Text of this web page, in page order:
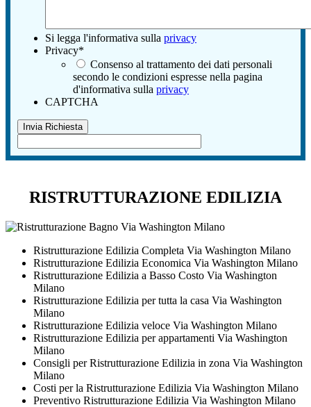
Si legga l'informativa sulla privacy
Privacy*
Consenso al trattamento dei dati personali
secondo le condizioni espresse nella pagina
d'informativa sulla privacy
CAPTCHA
RISTRUTTURAZIONE EDILIZIA
Ristrutturazione Edilizia Completa Via Washington Milano
Ristrutturazione Edilizia Economica Via Washington Milano
Ristrutturazione Edilizia a Basso Costo Via Washington
Milano
Ristrutturazione Edilizia per tutta la casa Via Washington
Milano
Ristrutturazione Edilizia veloce Via Washington Milano
Ristrutturazione Edilizia per appartamenti Via Washington
Milano
Consigli per Ristrutturazione Edilizia in zona Via Washington
Milano
Costi per la Ristrutturazione Edilizia Via Washington Milano
Preventivo Ristrutturazione Edilizia Via Washington Milano